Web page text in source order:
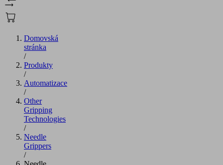
Domovská
stránka
/
Produkty
/
Automatizace
/
Other
Gripping
Technologies
/
Needle
Grippers
/